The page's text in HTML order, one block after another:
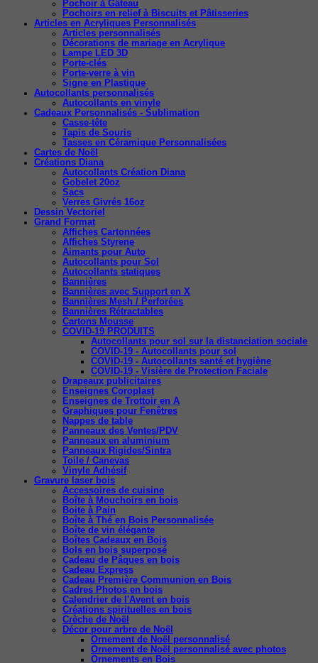
Pochoir à Gâteau
Pochoirs en relief à Biscuits et Pâtisseries
Articles en Acryliques Personnalisés
Articles personnalisés
Décorations de mariage en Acrylique
Lampe LED 3D
Porte-clés
Porte-verre à vin
Signe en Plastique
Autocollants personnalisés
Autocollants en vinyle
Cadeaux Personnalisés - Sublimation
Casse-tête
Tapis de Souris
Tasses en Céramique Personnalisées
Cartes de Noël
Créations Diana
Autocollants Création Diana
Gobelet 20oz
Sacs
Verres Givrés 16oz
Dessin Vectoriel
Grand Format
Affiches Cartonnées
Affiches Styrene
Aimants pour Auto
Autocollants pour Sol
Autocollants statiques
Bannières
Bannières avec Support en X
Bannières Mesh / Perforées
Bannières Rétractables
Cartons Mousse
COVID-19 PRODUITS
Autocollants pour sol sur la distanciation sociale
COVID-19 - Autocollants pour sol
COVID-19 - Autocollants santé et hygiène
COVID-19 - Visière de Protection Faciale
Drapeaux publicitaires
Enseignes Coroplast
Enseignes de Trottoir en A
Graphiques pour Fenêtres
Nappes de table
Panneaux des Ventes/PDV
Panneaux en aluminium
Panneaux Rigides/Sintra
Toile / Canevas
Vinyle Adhésif
Gravure laser bois
Accessoires de cuisine
Boîte à Mouchoirs en bois
Boite à Pain
Boîte à Thé en Bois Personnalisée
Boîte de vin élégante
Boîtes Cadeaux en Bois
Bols en bois superposé
Cadeau de Pâques en bois
Cadeau Express
Cadeau Première Communion en Bois
Cadres Photos en bois
Calendrier de l'Avent en bois
Créations spirituelles en bois
Crèche de Noël
Décor pour arbre de Noël
Ornement de Noël personnalisé
Ornement de Noël personnalisé avec photos
Ornements en Bois